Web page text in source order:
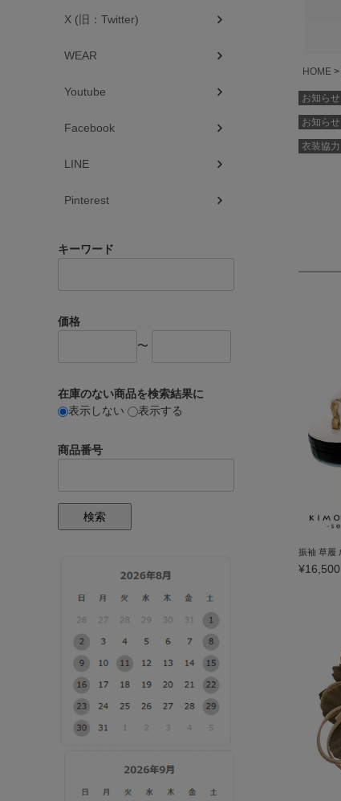
HOME
お知らせ
お知らせ
衣装協力
¥16,500
X (旧：Twitter)
WEAR
Youtube
Facebook
LINE
Pinterest
キーワード
価格
〜
在庫のない商品を検索結果に
表示しない
表示する
商品番号
検索